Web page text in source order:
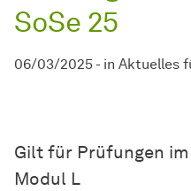
SoSe 25
06/03/2025 - in Aktuelles
Gilt für Prüfungen
Modul L